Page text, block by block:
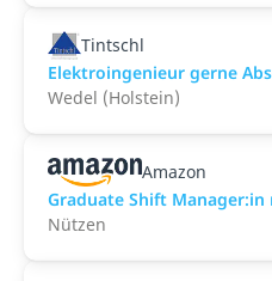
Tintschl
Elektroingenieur gerne
Wedel (Holstein)
Amazon
Graduate Shift Manager:in
Nützen